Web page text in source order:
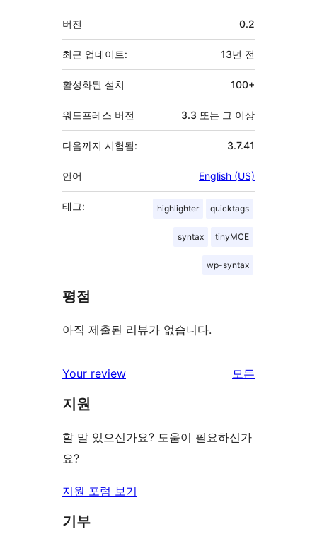
기
초
버전 0.2
최근 업데이트: 13년 전
활성화된 설치 100+
워드프레스 버전 3.3 또는 그 이상
다음까지 시험됨: 3.7.41
언어 English (US)
태그: highlighter quicktags
syntax tinyMCE
wp-syntax
평점
아직 제출된 리뷰가 없습니다.
Your review 모든
지원
할 말 있으신가요? 도움이 필요하신가
요?
지원 포럼 보기
기부